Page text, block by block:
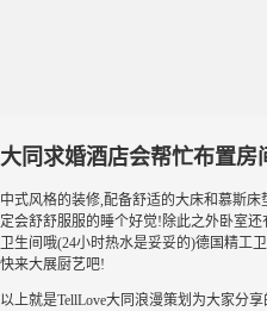
大同求婚酒店会帮忙布置
中式风格的装修,配备舒适的大床和慕斯
定会舒舒服服的睡个好觉!除此之外卧室
卫生间哦(24小时热水是妥妥的)德国精工
快来大展厨艺吧!
以上就是TellLove大同浪漫策划为大家分